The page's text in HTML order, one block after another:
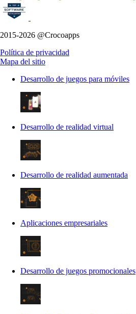
2015-2026 @Crocoapps
Política de privacidad
Mapa del sitio
Desarrollo de juegos para móviles
Desarrollo de realidad virtual
Desarrollo de realidad aumentada
Aplicaciones empresariales
Desarrollo de juegos promocionales